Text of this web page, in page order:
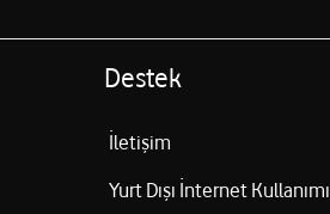
Destek
İletişim
Yurt Dışı İnternet Kullanımı